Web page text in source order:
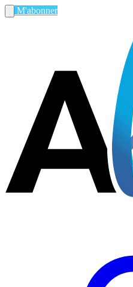
M'abonner